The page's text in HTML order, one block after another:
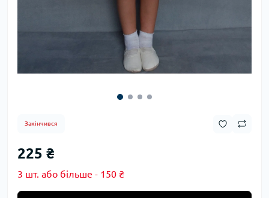
Закінчився
225 ₴
3 шт. або більше - 150 ₴